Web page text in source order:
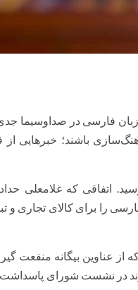
فارسی در صداوسیما
باشند؛ خبرهایی از
اتفاقی که غلامعلی
را برای کالای تجاری و
از عناوین بیگانه منفعت
در نشست شورای پاسداشت